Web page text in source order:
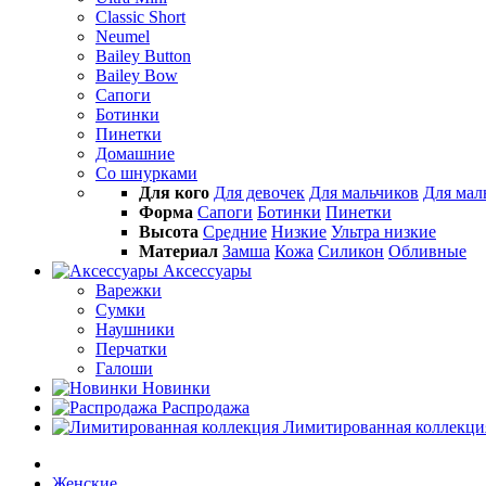
Classic Short
Neumel
Bailey Button
Bailey Bow
Сапоги
Ботинки
Пинетки
Домашние
Со шнурками
Для кого Для девочек Для мальчиков Для
Форма Сапоги Ботинки Пинетки
Высота Средние Низкие Ультра низкие
Материал Замша Кожа Силикон Обливные
Аксессуары
Варежки
Сумки
Наушники
Перчатки
Галоши
Новинки
Распродажа
Лимитированная